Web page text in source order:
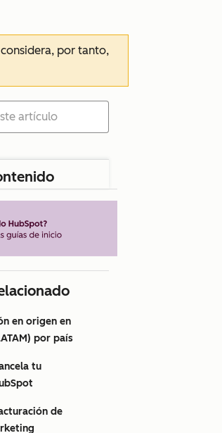
por tanto,
en origen en
por país
tu
de